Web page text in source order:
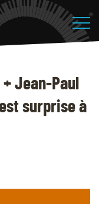
Jean-Paul
surprise à